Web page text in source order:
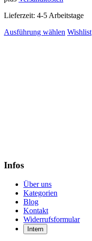
Lieferzeit: 4-5 Arbeitstage
Ausführung wählen Wishlist
Infos
Über uns
Kategorien
Blog
Kontakt
Widerrufsformular
Intern